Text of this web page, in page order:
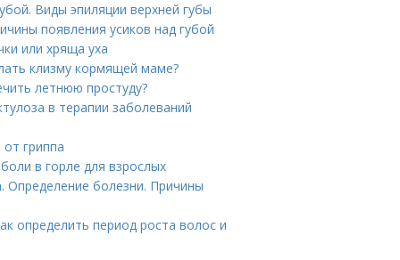
Виды эпиляции верхней губы
появления усиков над губой
или хряща уха
клизму кормящей маме?
летнюю простуду?
в терапии заболеваний
гриппа
в горле для взрослых
Определение болезни. Причины
определить период роста волос и